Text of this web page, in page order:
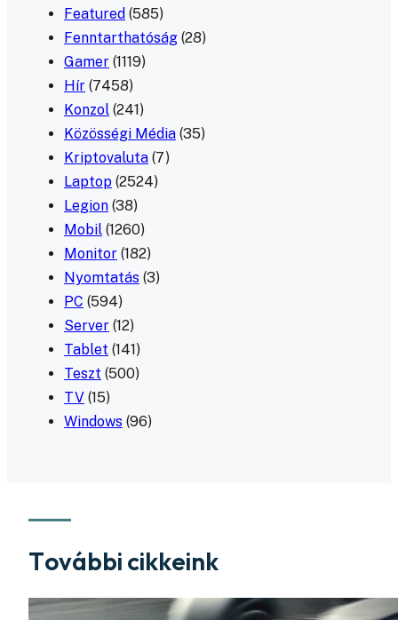
Featured (585)
Fenntarthatóság (28)
Gamer (1119)
Hír (7458)
Konzol (241)
Közösségi Média (35)
Kriptovaluta (7)
Laptop (2524)
Legion (38)
Mobil (1260)
Monitor (182)
Nyomtatás (3)
PC (594)
Server (12)
Tablet (141)
Teszt (500)
TV (15)
Windows (96)
További cikkeink